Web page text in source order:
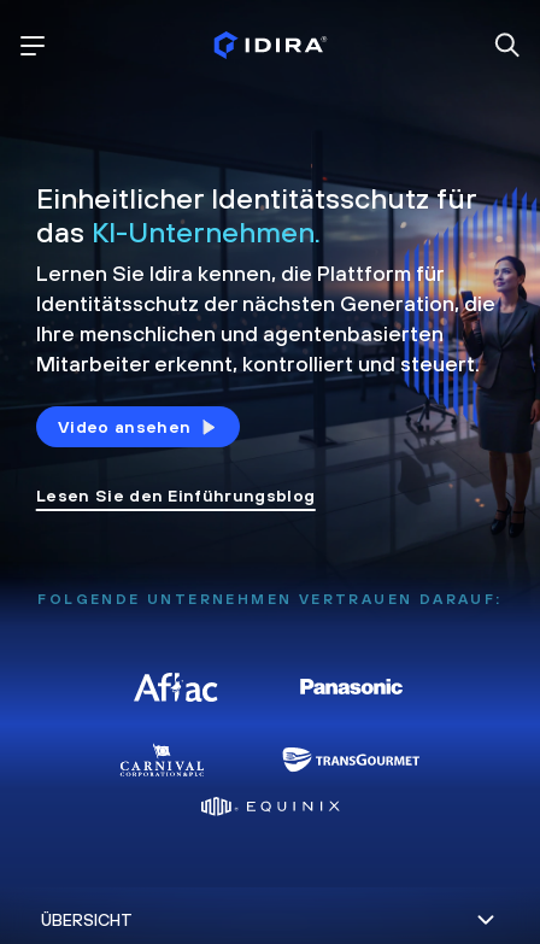
Einheitlicher Identitätsschutz für
das KI-Unternehmen.
Lernen Sie Idira kennen, die Plattformfür
Identitätsschutz der nächsten Generation, die
Ihre menschlichen und agentenbasierten
Mitarbeiter erkennt, kontrolliert undsteuert.
Video ansehen
Lesen Sie den Einführungsblog
FOLGENDE UNTERNEHMEN VERTRAUEN DARAUF: